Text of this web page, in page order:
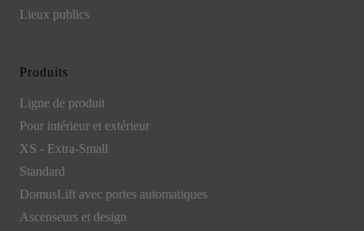
Lieux publics
Produits
Ligne de produit
Pour intérieur et extérieur
XS - Extra-Small
Standard
DomusLift avec portes automatiques
Ascenseurs et design